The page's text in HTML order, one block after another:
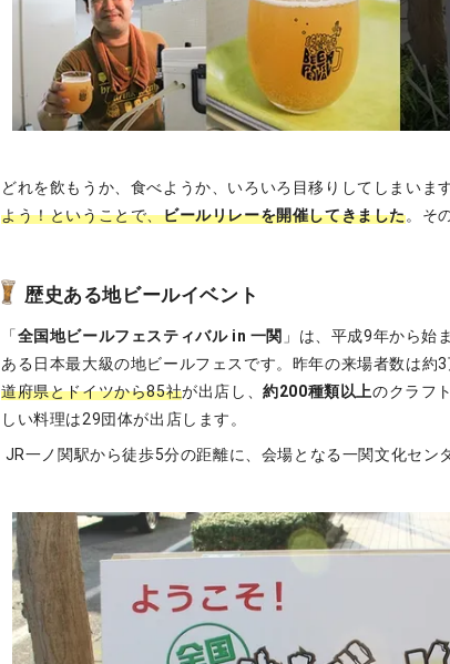
どれを飲もうか、食べようか、いろいろ目移りしてしまいま
よう！ということで、ビールリレーを開催してきました。そ
歴史ある地ビールイベント
「全国地ビールフェスティバル in 一関 」は、平成9年から始
ある日本最大級の地ビールフェスです。昨年の来場者数は約
道府県とドイツから85社が出店し、約200種類以上のクラフ
しい料理は29団体が出店します。
JR一ノ関駅から徒歩5分の距離に、会場となる一関文化セン